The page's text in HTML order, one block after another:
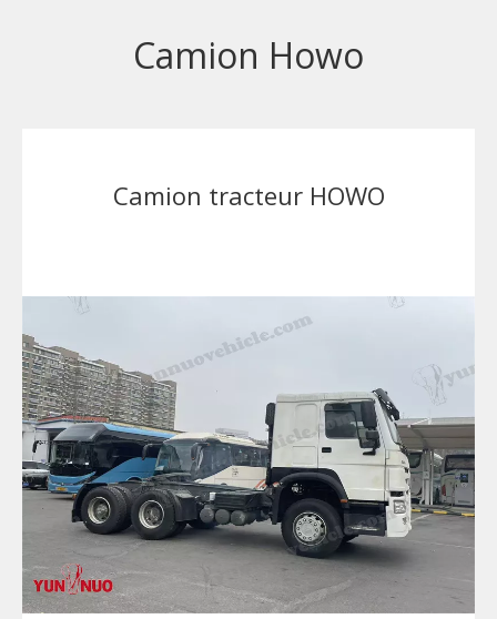
Camion Howo
Camion tracteur HOWO